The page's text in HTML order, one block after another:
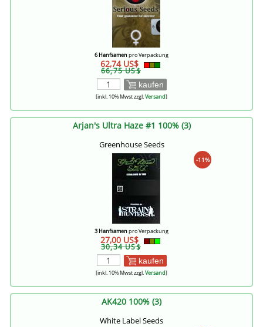
6 Hanfsamenpro Verpackung
62,74 US$
66,75 US$
kaufen
[inkl. 10% Mwst zzgl.Versand]
Arjan's Ultra Haze #1 100% (3)
Greenhouse Seeds
-11%
3 Hanfsamenpro Verpackung
27,00 US$
30,34 US$
kaufen
[inkl. 10% Mwst zzgl.Versand]
AK420 100% (3)
White Label Seeds